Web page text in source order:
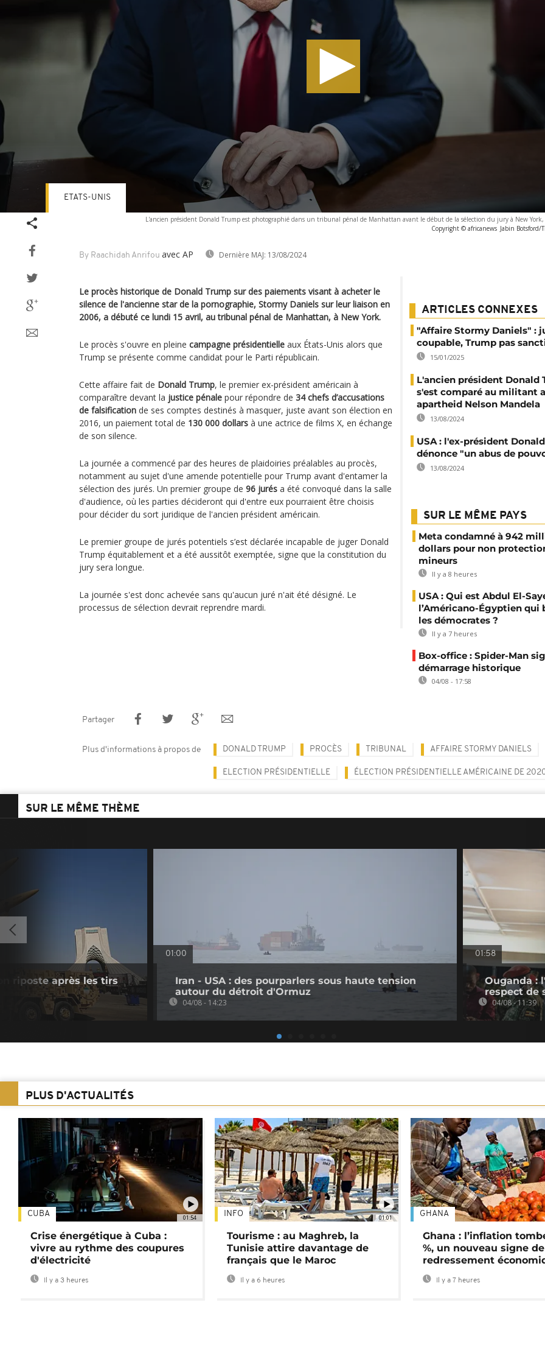
L'ancien président Donald Trump est photographié dans un tribunal pénal de Manhattan avant le début de la sélection du jury à New
Copyright © africanews Jabin Botsford/
By Raachidah Anrifou avec AP Dernière MAJ: 13/08/2024
ETATS-UNIS
Le procès historique de Donald Trump sur des paiements visant à acheter le
silence de l'ancienne star de la pornographie, Stormy Daniels sur leur liaison en
2006, a débuté ce lundi 15 avril, au tribunal pénal de Manhattan, à New York.
Le procès s'ouvre en pleine campagne présidentielle aux États-Unis alors que
Trump se présente comme candidat pour le Parti républicain.
Cette affaire fait de Donald Trump, le premier ex-président américain à
comparaître devant la justice pénale pour répondre de 34 chefs d’accusations
de falsification de ses comptes destinés à masquer, juste avant son élection en
2016, un paiement total de 130 000 dollars à une actrice de films X, en échange
de son silence.
La journée a commencé par des heures de plaidoiries préalables au procès,
notamment au sujet d'une amende potentielle pour Trump avant d'entamer la
sélection des jurés. Un premier groupe de 96 jurés a été convoqué dans la salle
d'audience, où les parties décideront qui d'entre eux pourraient être choisis
pour décider du sort juridique de l'ancien président américain.
Le premier groupe de jurés potentiels s’est déclarée incapable de juger Donald
Trump équitablement et a été aussitôt exemptée, signe que la constitution du
jury sera longue.
La journée s'est donc achevée sans qu'aucun juré n'ait été désigné. Le
processus de sélection devrait reprendre mardi.
ARTICLES CONNEXES
"Affaire Stormy Daniels" :
coupable, Trump pas
15/01/2025
L'ancien président Donald
s'est comparé au militant
apartheid Nelson Mandela
13/08/2024
USA : l'ex-président
dénonce "un abus de
13/08/2024
SUR LE MÊME PAYS
Meta condamné à 942
dollars pour non
mineurs
Il y a 8 heures
USA : Qui est Abdul El-
l’Américano-Égyptien qui
les démocrates ?
Il y a 7 heures
Box-office : Spider-Man
démarrage historique
04/08 - 17:58
Partager
Plus d'informations à propos de DONALD TRUMP PROCÈS TRIBUNAL AFFAIRE STORMY DANIELS
ELECTION PRÉSIDENTIELLE ÉLECTION PRÉSIDENTIELLE AMÉRICAINE DE
SUR LE MÊME THÈME
riposte après les tirs
01:00
Iran - USA : des pourparlers sous haute tension
autour du détroit d'Ormuz
04/08 - 14:23
01:58
Ouganda :
respect de
04/08 - 11:39
PLUS D'ACTUALITÉS
01:54
CUBA
Crise énergétique à Cuba :
vivre au rythme des coupures
d'électricité
Il y a 3 heures
01:01
INFO
Tourisme : au Maghreb, la
Tunisie attire davantage de
français que le Maroc
Il y a 6 heures
GHANA
Ghana : l’inflation
%, un nouveau signe de
redressement
Il y a 7 heures